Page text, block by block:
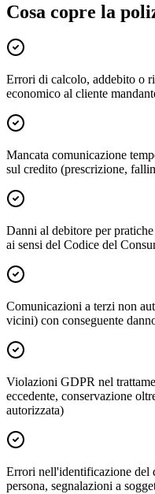
Cosa copre la
Errori di calcolo, addebito o
economico al cliente
Mancata comunicazione
sul credito (prescrizione,
Danni al debitore per
ai sensi del Codice del
Comunicazioni a terzi non
vicini) con conseguente
Violazioni GDPR nel
eccedente, conservazione
autorizzata)
Errori nell'identificazione del
persona, segnalazioni a